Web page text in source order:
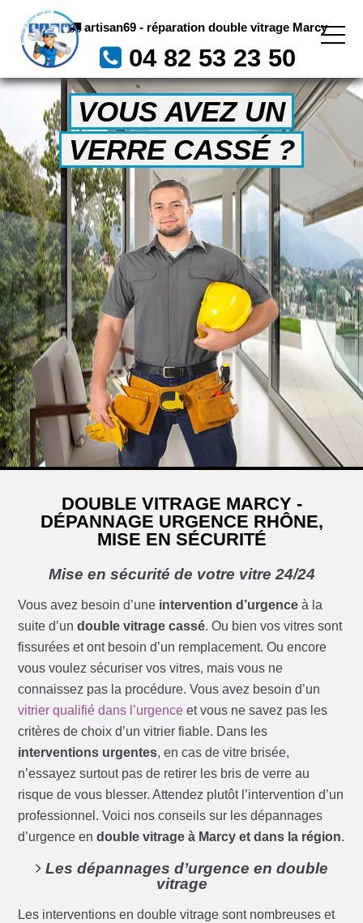
artisan69 - réparation double vitrage Marcy
04 82 53 23 50
VOUS AVEZ UN
VERRE CASSÉ ?
DOUBLE VITRAGE MARCY -
DÉPANNAGE URGENCE RHÔNE,
MISE EN SÉCURITÉ
Mise en sécurité de votre vitre 24/24
Vous avez besoin d’une intervention d’urgence à la
suite d’undouble vitrage cassé. Ou bien vos vitres sont
fissurées et ont besoin d’un remplacement. Ou encore
vous voulez sécuriser vos vitres, mais vous ne
connaissez pas la procédure. Vous avez besoin d’un
vitrier qualifié dans l’urgence et vous ne savez pas les
critères de choix d’un vitrier fiable. Dans les
interventions urgentes, en cas de vitre brisée,
n’essayez surtout pas de retirer les bris de verre au
risque de vous blesser. Attendez plutôt l’intervention d’un
professionnel. Voici nos conseils sur les dépannages
d’urgence endouble vitrage à Marcy et dans la région.
Les dépannages d’urgence en double
vitrage
Les interventions en double vitrage sont nombreuses et